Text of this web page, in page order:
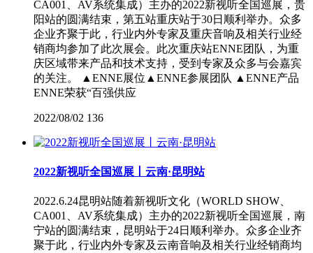
CA001、AV系统集成）主办的2022新视听全国巡展，贵
阳站的圆满结束，第五站重庆站于30日顺利举办。众多
企业齐聚于此，行业内外专家及重庆音响及相关行业经
销商均参加了此次展会。此次重庆站ENNE团队，为重
庆区域带来产品和技术支持，受到专家及众多与会嘉宾
的关注。 ▲ENNE展位▲ENNE参展团队 ▲ENNE产品
ENNE荣获“百强供应
2022/08/02 136
2022新视听全国巡展丨云南·昆明站
2022.6.24昆明站随着新视听文化（WORLD SHOW、
CA001、AV系统集成）主办的2022新视听全国巡展，南
宁站的圆满结束，昆明站于24日顺利举办。众多企业齐
聚于此，行业内外专家及云南音响及相关行业经销商均